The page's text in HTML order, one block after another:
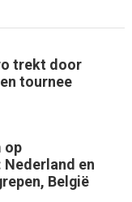
trekt door
tournee
op
en
België